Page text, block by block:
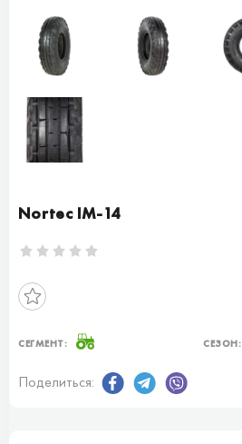
Nortec IM-14
СЕГМЕНТ: СЕЗОН:
Поделиться: